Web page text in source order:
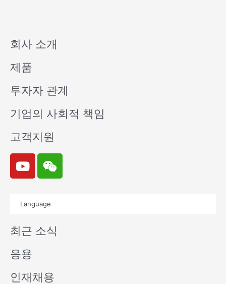
회사 소개
제품
투자자 관계
기업의 사회적 책임
고객지원
Y
o
u
e
W
e
i
n
Language
최근 소식
응용
인재채용